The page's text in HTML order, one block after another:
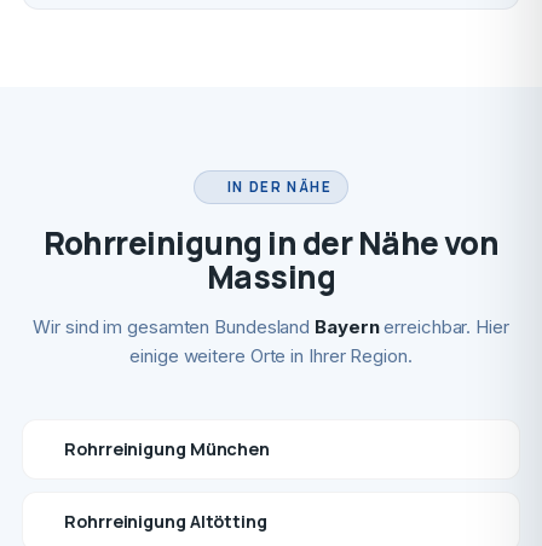
IN DER NÄHE
Rohrreinigung in der Nähe von
Massing
Wir sind im gesamten Bundesland Bayernerreichbar. Hier
einige weitere Orte in Ihrer Region.
Rohrreinigung München
Rohrreinigung Altötting